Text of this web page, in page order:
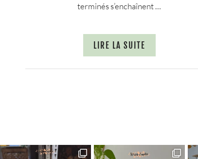
terminés s’enchaînent …
LIRE LA SUITE